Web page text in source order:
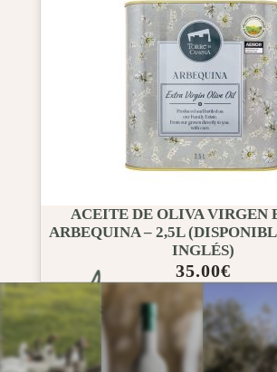
ACEITE DE OLIVA VIRGEN
ARBEQUINA – 2,5L
INGLÉS)
35.00€